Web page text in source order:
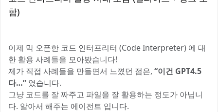
함)
이제 막 오픈한 코드 인터프리터 (Code Interpreter) 에 대
한 활용 사례들을 모아봤습니다!
제가 직접 사례들을 만들면서 느꼈던 점은, “이건 GPT4.5
다…” 였습니다.
그냥 코드를 잘 짜주고 파일을 잘 활용하는 정도가 아닙니
다. 알아서 해주는 에이전트 입니다.